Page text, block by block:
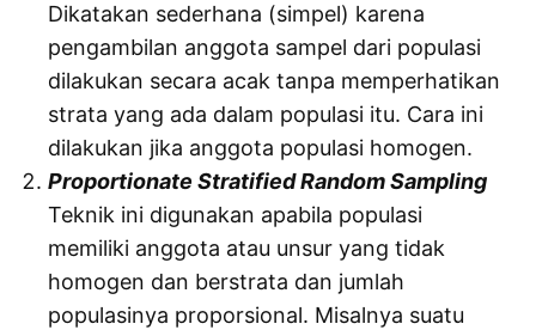
Dikatakan sederhana (simpel) karena
pengambilan anggota sampel dari populasi
dilakukan secara acak tanpa memperhatikan
strata yang ada dalam populasi itu. Cara ini
dilakukan jika anggota populasi homogen.
Proportionate Stratified Random Sampling
Teknik ini digunakan apabila populasi
memiliki anggota atau unsur yang tidak
homogen dan berstrata dan jumlah
populasinya proporsional. Misalnya suatu